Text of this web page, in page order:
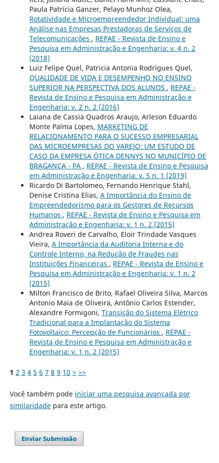
Paula Patrícia Ganzer, Pelayo Munhoz Olea,
Rotatividade e Microempreendedor Individual: uma
Análise nas Empresas Prestadoras de Serviços de
Telecomunicações , REPAE - Revista de Ensino e
Pesquisa em Administração e Engenharia: v. 4 n. 2
(2018)
Luiz Felipe Quel, Patricia Antonia Rodrigues Quel,
QUALIDADE DE VIDA E DESEMPENHO NO ENSINO
SUPERIOR NA PERSPECTIVA DOS ALUNOS , REPAE -
Revista de Ensino e Pesquisa em Administração e
Engenharia: v. 2 n. 2 (2016)
Laiana de Cassia Quadros Araujo, Arleson Eduardo
Monte Palma Lopes, MARKETING DE
RELACIONAMENTO PARA O SUCESSO EMPRESARIAL
DAS MICROEMPRESAS DO VAREJO: UM ESTUDO DE
CASO DA EMPRESA ÓTICA DENNYS NO MUNICÍPIO DE
BRAGANÇA - PA , REPAE - Revista de Ensino e Pesquisa
em Administração e Engenharia: v. 5 n. 1 (2019)
Ricardo Di Bartolomeo, Fernando Henrique Stahl,
Denise Cristina Elias, A Importância do Ensino de
Empreendedorismo para os Gestores de Recursos
Humanos , REPAE - Revista de Ensino e Pesquisa em
Administração e Engenharia: v. 1 n. 2 (2015)
Andrea Roveri de Carvalho, Eloir Trindade Vasques
Vieira, A Importância da Auditoria Interna e do
Controle Interno, na Redução de Fraudes nas
Instituições Financeiras , REPAE - Revista de Ensino e
Pesquisa em Administração e Engenharia: v. 1 n. 2
(2015)
Milton Francisco de Brito, Rafael Oliveira Silva, Marcos
Antonio Maia de Oliveira, Antônio Carlos Estender,
Alexandre Formigoni, Transição do Sistema Elétrico
Tradicional para a Implantação do Sistema
Fotovoltaico: Percepção de Funcionários , REPAE -
Revista de Ensino e Pesquisa em Administração e
Engenharia: v. 1 n. 2 (2015)
1 2 3 4 5 6 7 8 9 10 > >>
Você também pode iniciar uma pesquisa avançada por
similaridadepara este artigo.
Enviar Submissão